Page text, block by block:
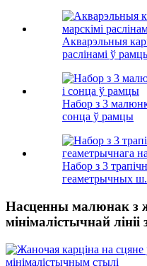
Акварэльныя
раслінамі ў
Набор з 3
сонца ў рамцы
Набор з 3
геаметрычных
Насценны малюнак з
мінімалістычнай